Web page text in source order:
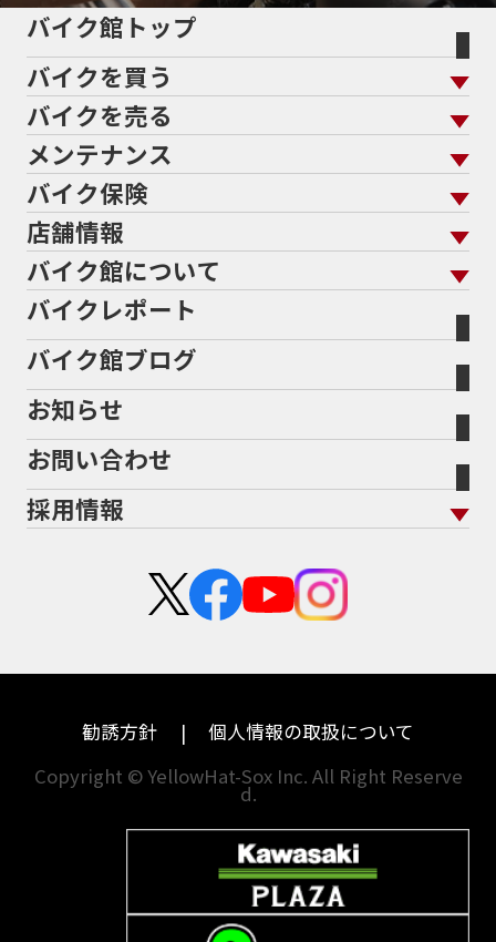
バイク館トップ
バイクを買う
バイクを買う トップ
バイクを探す
メーカーから探す
色から探す
スタイルから探す
排気量から探す
地域から探す
走行距離から探す
中古車から探す
バイクを売る
バイクを売る トップ
バイク館買取の強み
バイクを高く売るコツ
バイク買取の流れ
全国展開の強み
よくあるご質問
バイク買取強化車両
メーカー別買取相場・
ヤマハ
ホンダ
スズキ
ハーレーダビッドソン
ドゥカティ
トライアンフ
アプリリア
KTM
モトグッツイ
MVアグスタ
他海外ﾒｰｶｰ
メンテナンス
メンテナンス トップ
バイク点検
バイク車検
Bikeep
プロテクションフィルム
バイク保険
バイク保険 トップ
自賠責保険
任意保険
バイク保険無料見積り（現在未加入の方）
バイク保険無料見積り（他社でご加入の方）
盗難保険
店舗情報
店舗情報 トップ
北海道
宮城
福島
茨城
栃木
兵庫
福岡
長崎
バイク館について
バイク館について トップ
バイク館が選ばれる理由
会社概要
沿革
二輪公正取引協議会加盟店
バイクレポート
バイク館ブログ
お知らせ
お問い合わせ
採用情報
中途採用・アルバイト
勧誘方針
個人情報の取扱について
Copyright © YellowHat-Sox Inc. All Right Reserve
d.